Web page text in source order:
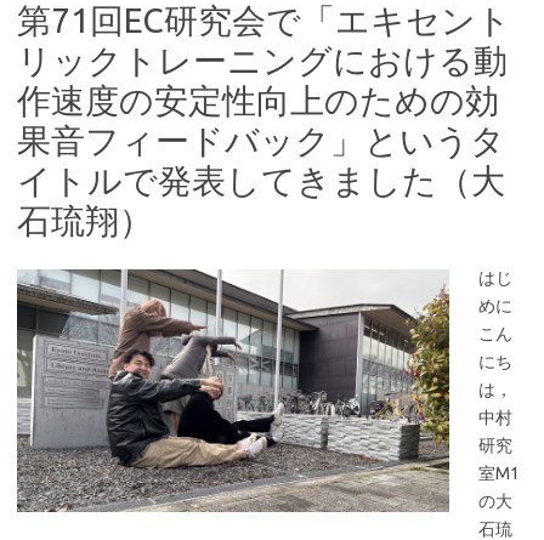
第71回EC研究会で「エキセント
リックトレーニングにおける動
作速度の安定性向上のための効
果音フィードバック」というタ
イトルで発表してきました（大
石琉翔）
はじ
めに
こん
にち
は，
中村
研究
室M1
の大
石琉